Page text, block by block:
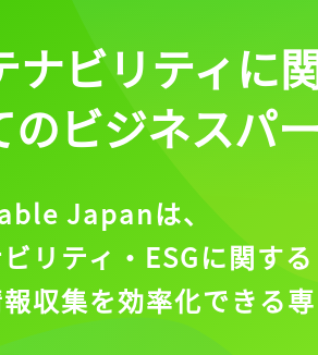
ナビリティに
のビジネスパ
Japanは、
リティ・ESGに関する
収集を効率化できる